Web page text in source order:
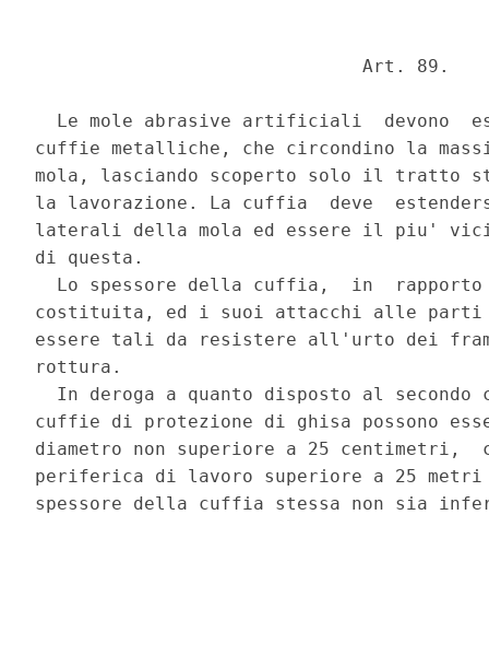
                              Art. 89.
Le mole abrasive artificiali  devono
cuffie metalliche, che circondino la
mola, lasciando scoperto solo il tratto
la lavorazione. La cuffia  deve
laterali della mola ed essere il piu'
di questa.
Lo spessore della cuffia,  in
costituita, ed i suoi attacchi alle parti
essere tali da resistere all'urto dei
rottura.
In deroga a quanto disposto al secondo
cuffie di protezione di ghisa possono
diametro non superiore a 25 centimetri,
periferica di lavoro superiore a 25